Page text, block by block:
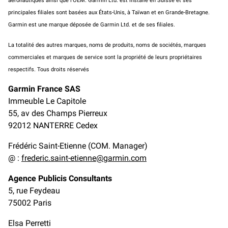
principales filiales sont basées aux États-Unis, à Taïwan et en Grande-Bretagne.
Garmin est une marque déposée de Garmin Ltd. et de ses filiales.
La totalité des autres marques, noms de produits, noms de sociétés, marques
commerciales et marques de service sont la propriété de leurs propriétaires
respectifs. Tous droits réservés
Garmin France SAS
Immeuble Le Capitole
55, av des Champs Pierreux
92012 NANTERRE Cedex
Frédéric Saint-Etienne (COM. Manager)
@ : frederic.saint-etienne@garmin.com
Agence Publicis Consultants
5, rue Feydeau
75002 Paris
Elsa Perretti